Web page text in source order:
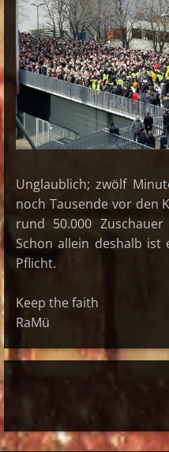
Unglaublich; zwölf
noch Tausende vor den
rund 50.000
Schon allein deshalb ist
Pflicht.
Keep the faith
RaMü